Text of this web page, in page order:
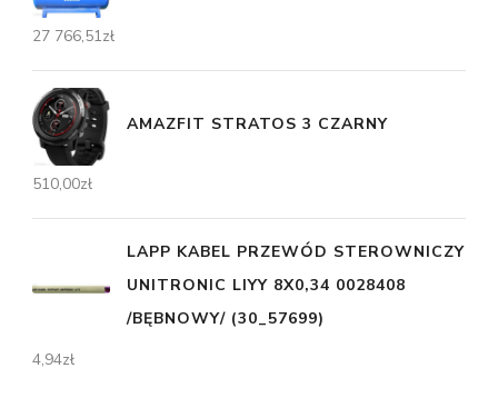
27 766,51zł
AMAZFIT STRATOS 3 CZARNY
510,00zł
LAPP KABEL PRZEWÓD STEROWNICZY
UNITRONIC LIYY 8X0,34 0028408
/BĘBNOWY/ (30_57699)
4,94zł